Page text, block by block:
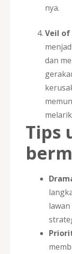
nya.
Veil of
dan
Tips